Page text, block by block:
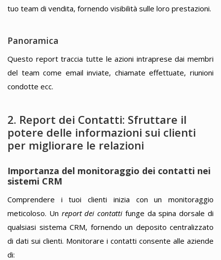
tuo team di vendita, fornendo visibilità sulle loro prestazioni.
Panoramica
Questo report traccia tutte le azioni intraprese dai membri
del team come email inviate, chiamate effettuate, riunioni
condotte ecc.
2. Report dei Contatti: Sfruttare il
potere delle informazioni sui clienti
per migliorare le relazioni
Importanza del monitoraggio dei contatti nei
sistemi CRM
Comprendere i tuoi clienti inizia con un monitoraggio
meticoloso. Un report dei contatti funge da spina dorsale di
qualsiasi sistema CRM, fornendo un deposito centralizzato
di dati sui clienti. Monitorare i contatti consente alle aziende
di: